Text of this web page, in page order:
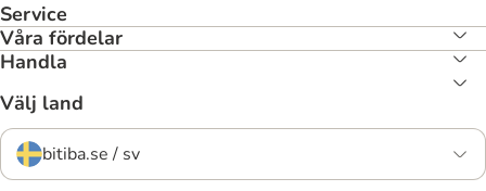
Service
Våra fördelar
Handla
Välj land
bitiba.se / sv